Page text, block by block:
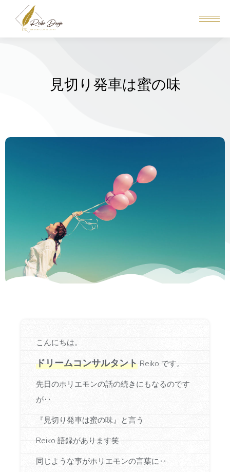
見切り発車は蜜の味
こんにちは。
ドリームコンサルタント Reiko です。
先日のホリエモンの話の続きにもなるのです
が‥
『見切り発車は蜜の味』と言う
Reiko 語録があります笑
同じような事がホリエモンの言葉に‥